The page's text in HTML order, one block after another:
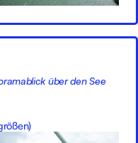
über den See